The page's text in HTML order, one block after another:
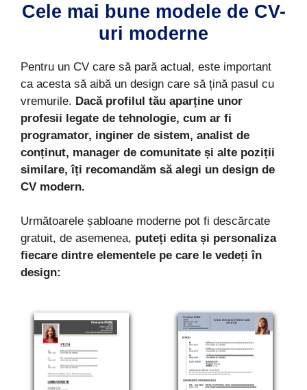
Cele mai bune modele de CV-
uri moderne
Pentru un CV care să pară actual, este important
ca acesta să aibă un design care să țină pasul cu
vremurile. Dacă profilul tău aparține unor
profesii legate de tehnologie, cum ar fi
programator, inginer de sistem, analist de
conținut, manager de comunitate și alte poziții
similare, îți recomandăm să alegi un design de
CV modern.
Următoarele șabloane moderne pot fi descărcate
gratuit, de asemenea, puteți edita și personaliza
fiecare dintre elementele pe care le vedeți în
design: